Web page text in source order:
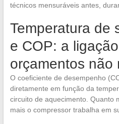
técnicos mensuráveis antes,
Temperatura de
e COP: a
orçamentos não
O coeficiente de desempenho
diretamente em função da
circuito de aquecimento. Quanto
mais o compressor trabalha em